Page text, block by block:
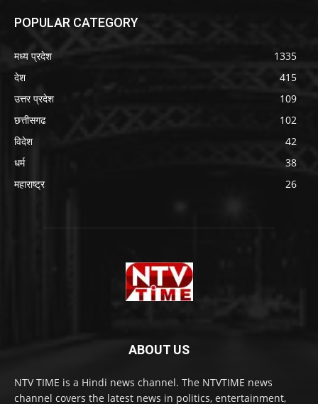
POPULAR CATEGORY
मध्य प्रदेश
1335
देश
415
उत्तर प्रदेश
109
छत्तीसगढ
102
विदेश
42
धर्म
38
महाराष्ट्र
26
ABOUT US
NTV TIME is a Hindi news channel. The NTVTIME news
channel covers the latest news in politics, entertainment,